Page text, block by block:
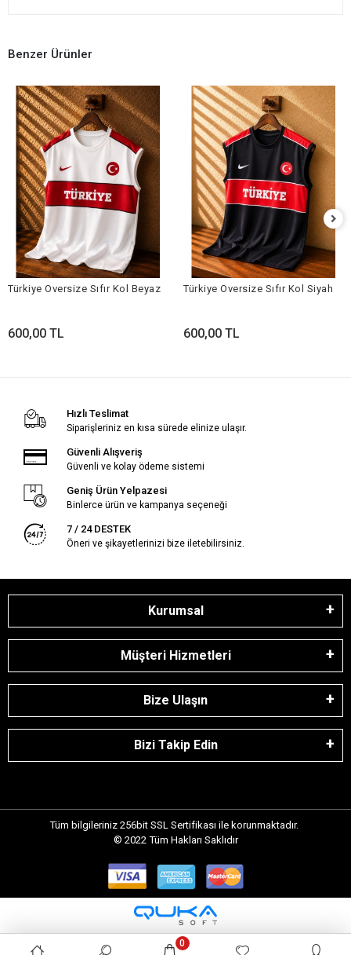
Benzer Ürünler
Türkiye Oversize Sıfır Kol Beyaz
600,00 TL
Türkiye Oversize Sıfır Kol Siyah
600,00 TL
Hızlı Teslimat
Siparişleriniz en kısa sürede elinize ulaşır.
Güvenli Alışveriş
Güvenli ve kolay ödeme sistemi
Geniş Ürün Yelpazesi
Binlerce ürün ve kampanya seçeneği
7 / 24 DESTEK
Öneri ve şikayetlerinizi bize iletebilirsiniz.
Kurumsal
Müşteri Hizmetleri
Bize Ulaşın
Bizi Takip Edin
Tüm bilgileriniz 256bit SSL Sertifikası ile korunmaktadır.
© 2022 Tüm Hakları Saklıdır
0